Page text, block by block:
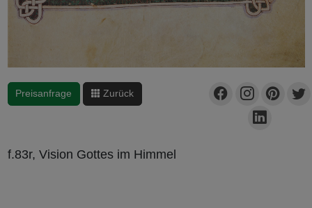
Preisanfrage Zurück
f.83r, Vision Gottes im Himmel